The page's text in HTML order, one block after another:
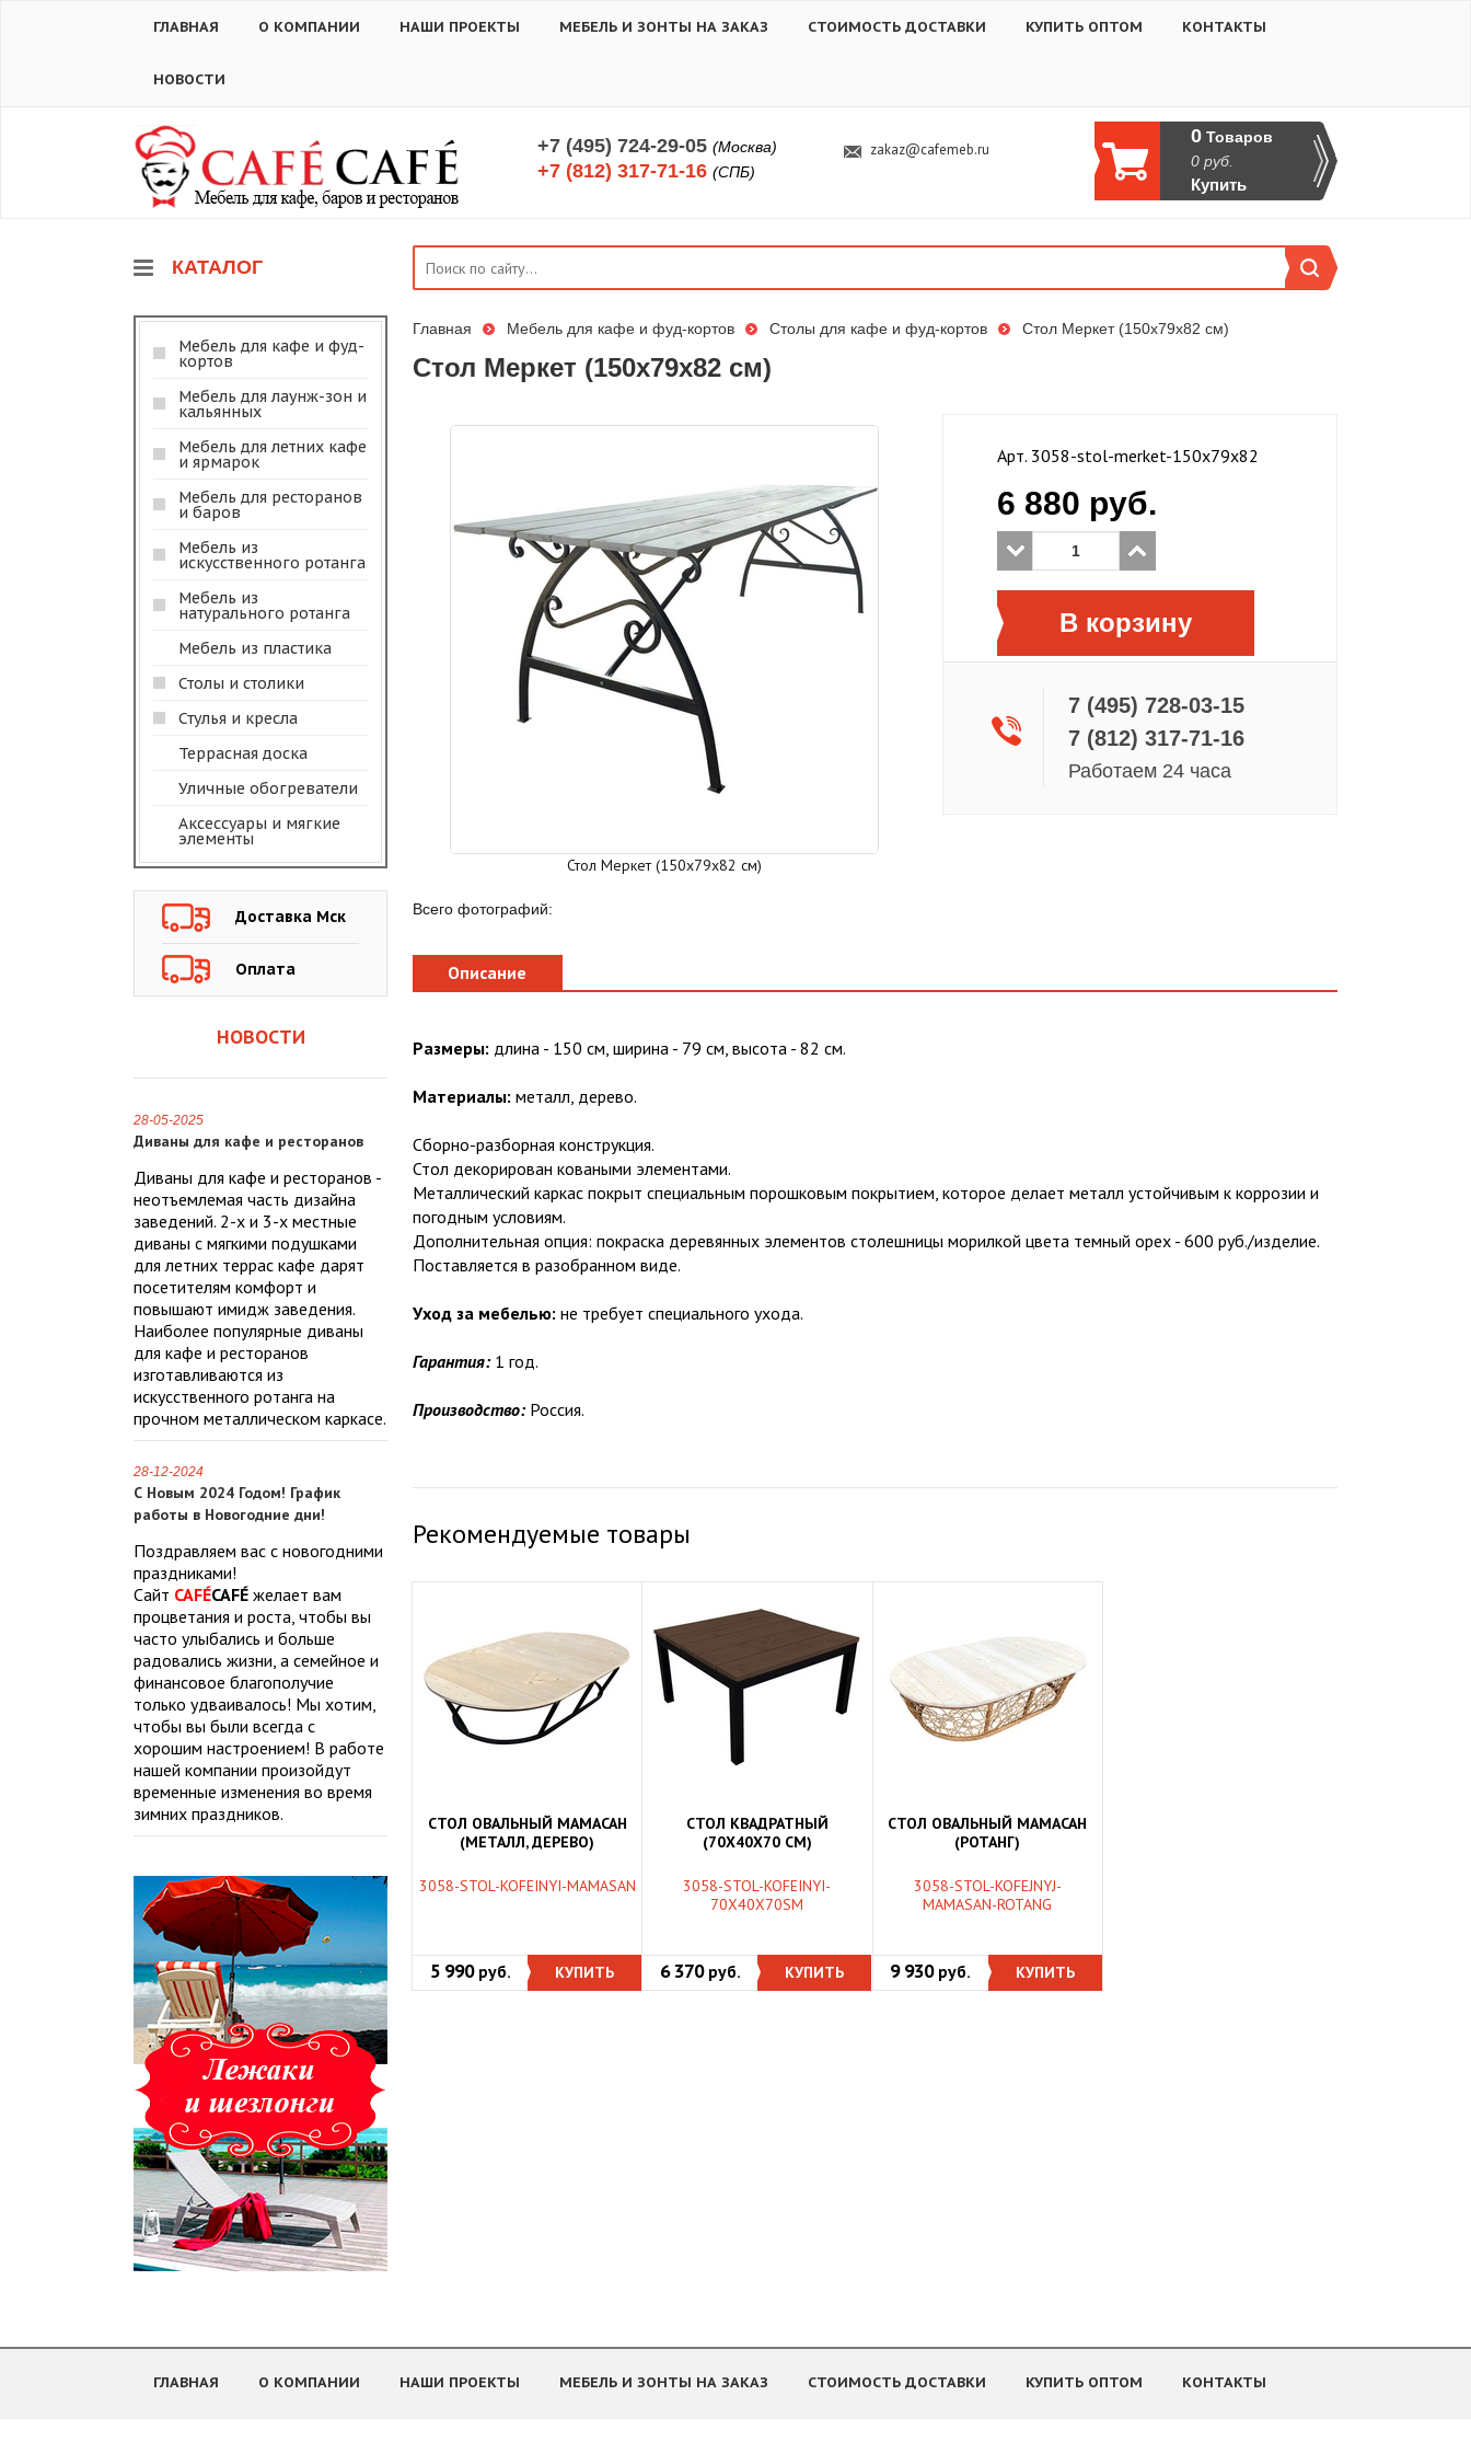
ГЛАВНАЯ О КОМПАНИИ НАШИ ПРОЕКТЫ МЕБЕЛЬ И ЗОНТЫ НА ЗАКАЗ СТОИМОСТЬ ДОСТАВКИ КУПИТЬ ОПТОМ КОНТАКТЫ
НОВОСТИ
+7 (495) 724-29-05 (Москва)
+7 (812) 317-71-16 (СПБ)
zakaz@cafemeb.ru
0 Товаров
0 руб.
Купить
КАТАЛОГ
Мебель для кафе и фуд-
кортов
Мебель для лаунж-зон и
кальянных
Мебель для летних кафе
и ярмарок
Мебель для ресторанов
и баров
Мебель из
искусственного ротанга
Мебель из
натурального ротанга
Мебель из пластика
Столы и столики
Стулья и кресла
Террасная доска
Уличные обогреватели
Аксессуары и мягкие
элементы
Доставка Мск
Оплата
НОВОСТИ
28-05-2025
Диваны для кафе и ресторанов
Диваны для кафе и ресторанов -
неотъемлемая часть дизайна
заведений. 2-х и 3-х местные
диваны с мягкими подушками
для летних террас кафе дарят
посетителям комфорт и
повышают имидж заведения.
Наиболее популярные диваны
для кафе и ресторанов
изготавливаются из
искусственного ротанга на
прочном металлическом каркасе.
28-12-2024
С Новым 2024 Годом! График
работы в Новогодние дни!
Поздравляем вас с новогодними
праздниками!
Сайт CAFÉCAFÉ желает вам
процветания и роста, чтобы вы
часто улыбались и больше
радовались жизни, а семейное и
финансовое благополучие
только удваивалось! Мы хотим,
чтобы вы были всегда с
хорошим настроением! В работе
нашей компании произойдут
временные изменения во время
зимних праздников.
Главная Мебель для кафе и фуд-кортов Столы для кафе и фуд-кортов Стол Меркет (150х79х82 см)
Стол Меркет (150х79х82 см)
Стол Меркет (150х79х82 см)
Всего фотографий:
Aрт. 3058-stol-merket-150x79x82
6 880 руб.
В корзину
7 (495) 728-03-15
7 (812) 317-71-16
Работаем 24 часа
Описание
Размеры: длина - 150 см, ширина - 79 см, высота - 82 см.
Материалы: металл, дерево.
Сборно-разборная конструкция.
Стол декорирован коваными элементами.
Металлический каркас покрыт специальным порошковым покрытием, которое делает металл устойчивым к коррозии и
погодным условиям.
Дополнительная опция: покраска деревянных элементов столешницы морилкой цвета темный орех - 600 руб./изделие.
Поставляется в разобранном виде.
Уход за мебелью: не требует специального ухода.
Гарантия:1 год.
Производство:Россия.
Рекомендуемые товары
СТОЛ ОВАЛЬНЫЙ МАМАСАН
(МЕТАЛЛ, ДЕРЕВО)
3058-STOL-KOFEINYI-MAMASAN
5 990 руб. КУПИТЬ
СТОЛ КВАДРАТНЫЙ
(70Х40Х70 СМ)
3058-STOL-KOFEINYI-
70X40X70SM
6 370 руб. КУПИТЬ
СТОЛ ОВАЛЬНЫЙ МАМАСАН
(РОТАНГ)
3058-STOL-KOFEJNYJ-
MAMASAN-ROTANG
9 930 руб. КУПИТЬ
ГЛАВНАЯ О КОМПАНИИ НАШИ ПРОЕКТЫ МЕБЕЛЬ И ЗОНТЫ НА ЗАКАЗ СТОИМОСТЬ ДОСТАВКИ КУПИТЬ ОПТОМ КОНТАКТЫ